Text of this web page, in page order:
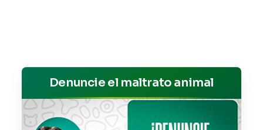
Denuncie el maltrato animal